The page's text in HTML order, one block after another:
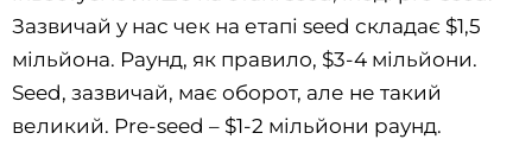
Зазвичай у нас чек на етапі seed складає $1,5
мільйона. Раунд, як правило, $3-4 мільйони.
Seed, зазвичай, має оборот, але не такий
великий. Pre-seed – $1-2 мільйони раунд.